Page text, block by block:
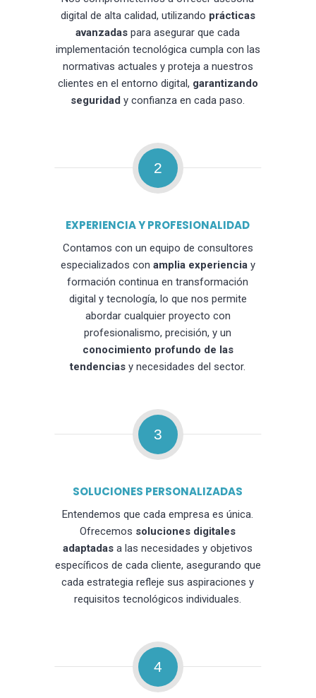
digital de alta calidad, utilizando prácticas
avanzadas para asegurar que cada
implementación tecnológica cumpla con las
normativas actuales y proteja a nuestros
clientes en el entorno digital, garantizando
seguridad y confianza en cada paso.
2
EXPERIENCIA Y PROFESIONALIDAD
Contamos con un equipo de consultores
especializados con amplia experienciay
formación continua en transformación
digital y tecnología, lo que nos permite
abordar cualquier proyecto con
profesionalismo, precisión, y un
conocimiento profundo de las
tendencias y necesidades del sector.
3
SOLUCIONES PERSONALIZADAS
Entendemos que cada empresa es única.
Ofrecemos soluciones digitales
adaptadas a las necesidades y objetivos
específicos de cada cliente, asegurando que
cada estrategia refleje sus aspiraciones y
requisitos tecnológicos individuales.
4